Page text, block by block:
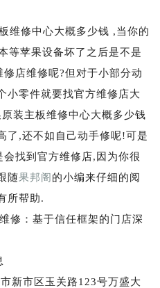
维修中心大概多少钱 ,当你的
等苹果设备坏了之后是不是
店维修呢?但对于小部分动
小零件就要找官方维修店大
装主板维修中心大概多少钱
了,还不如自己动手修呢!可是
找到官方维修店,因为你很
随果邦阁的小编来仔细的阅
所帮助.
修：基于信任框架的门店深
新市区玉关路123号万盛大